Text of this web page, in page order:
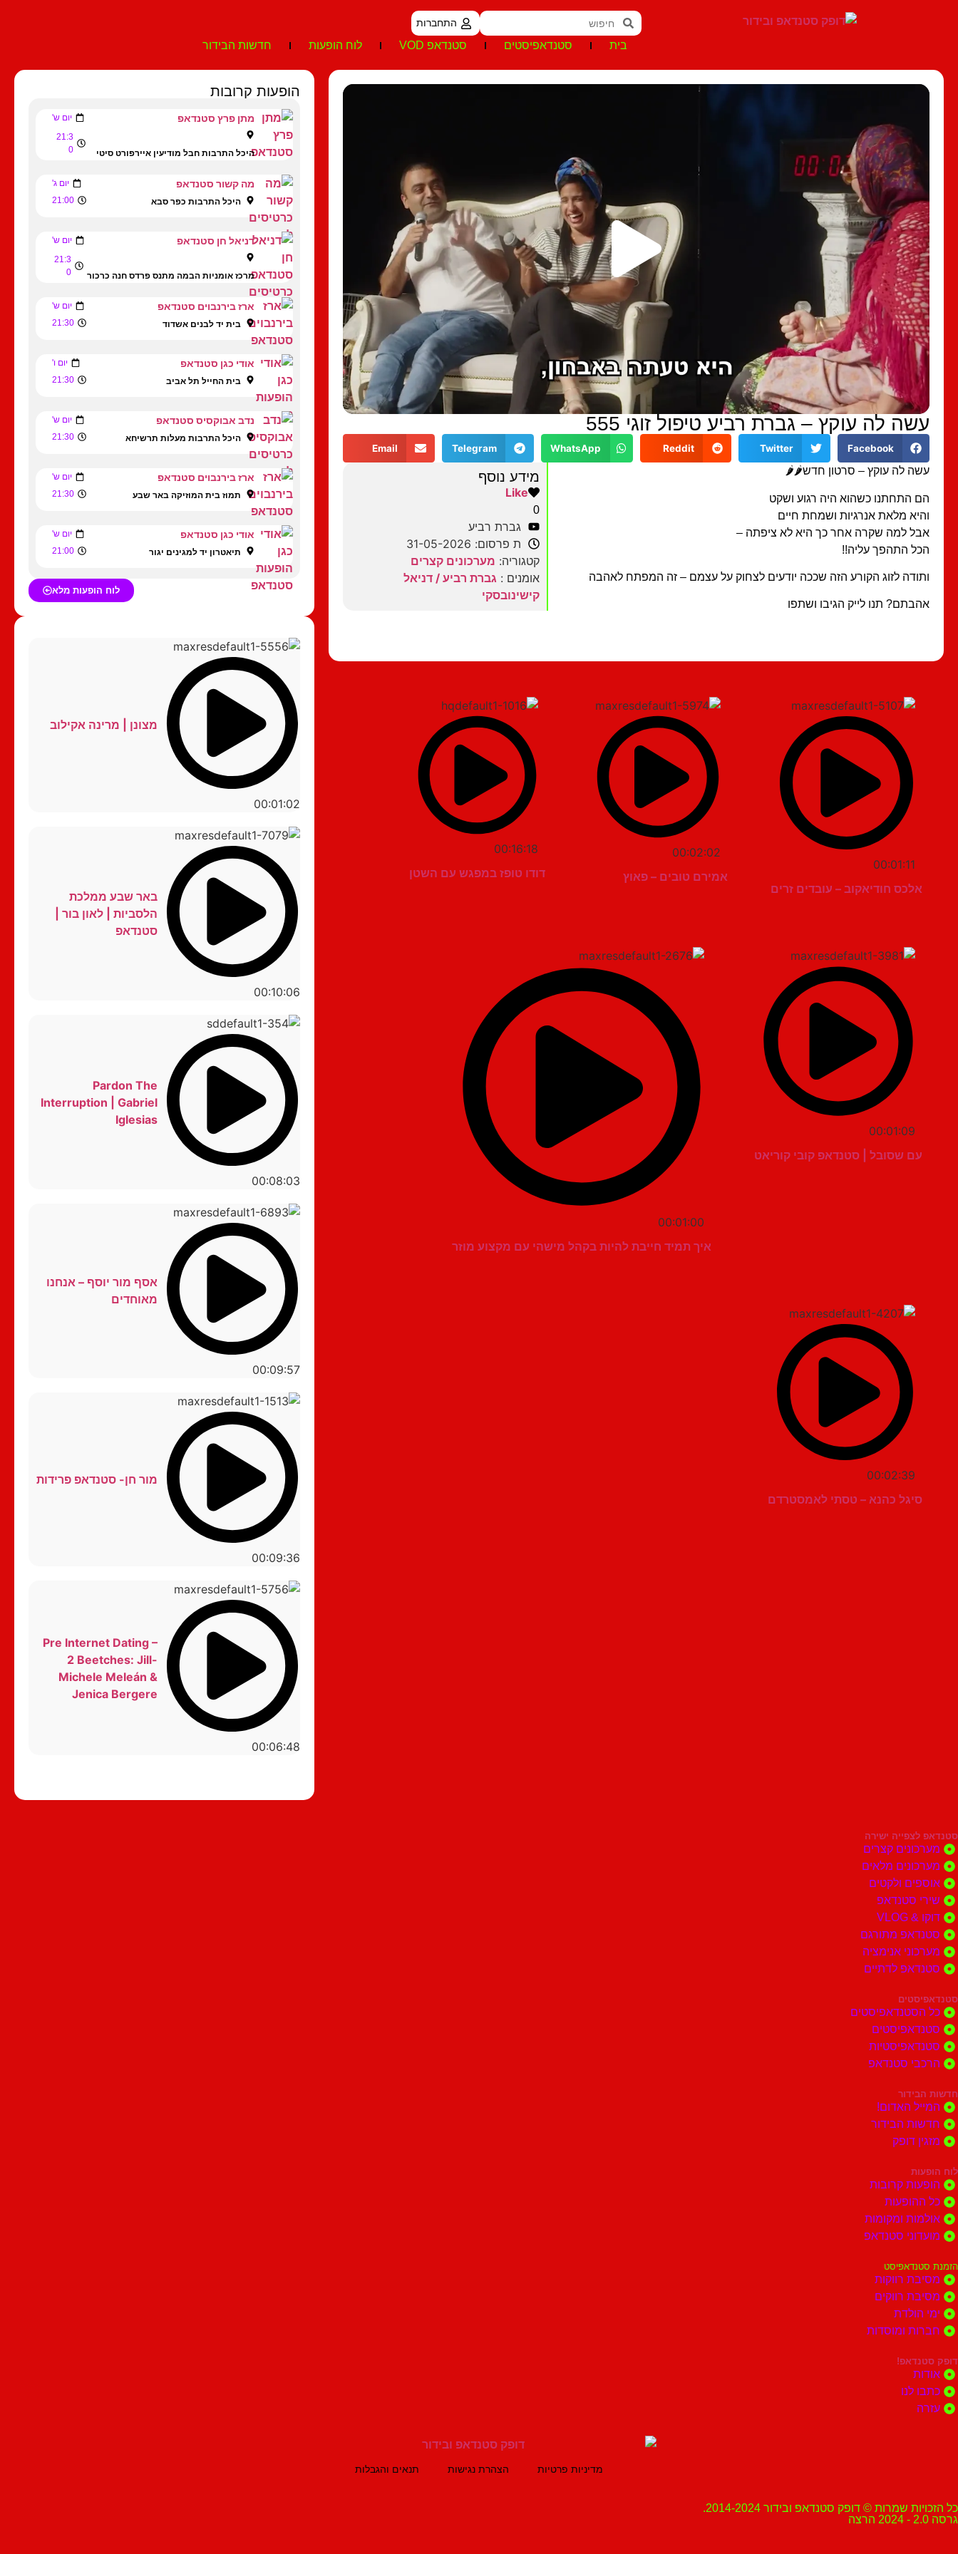
התחברות
בית סטנדאפיסטים סטנדאפ VOD לוח הופעות חדשות הבידור
עשה לה עוקץ – גברת רביע טיפול זוגי 555
Facebook
Twitter
Reddit
WhatsApp
Telegram
Email
עשה לה עוקץ – סרטון חדש🌶🌶
הם התחתנו כשהוא היה רגוע ושקט
והיא מלאת אנרגיות ושמחת חיים
אבל למה שקרה אחר כך היא לא ציפתה –
הכל התהפך עליה!!
ותודה לזוג הקורע הזה שככה יודעים לצחוק על עצמם – זה המפתח לאהבה
אהבתם? תנו לייק הגיבו ושתפו
מידע נוסף
Like
0
גברת רביע
ת פרסום: 31-05-2026
קטגוריה: מערכונים קצרים
אומנים : גברת רביע / דניאל
קישינובסקי
00:01:11
אלכס חודיאקוב – עובדים זרים
00:02:02
אמירם טובים – פאוץ
00:16:18
דודו טופז במפגש עם השטן
00:01:09
עם שסובל | סטנדאפ קובי קוריאט
00:01:00
איך תמיד חייבת להיות בקהל מישהי עם מקצוע מוזר
00:02:39
סיגל כהנא – טסתי לאמסטרדם
הופעות קרובות
מתן פרץ סטנדאפ יום ש'
היכל התרבות חבל מודיעין איירפורט סיטי
21:3
0
מה קשור סטנדאפ יום ג'
היכל התרבות כפר סבא 21:00
דניאל חן סטנדאפ יום ש'
מרכז אומניות הבמה מתנס פרדס חנה כרכור
21:3
0
ארז בירנבוים סטנדאפ יום ש'
בית יד לבנים אשדוד 21:30
אודי כגן סטנדאפ יום ו'
בית החייל תל אביב 21:30
נדב אבוקסיס סטנדאפ יום ש'
היכל התרבות מעלות תרשיחא 21:30
ארז בירנבוים סטנדאפ יום ש'
תמוז בית המוזיקה באר שבע 21:30
אודי כגן סטנדאפ יום ש'
תיאטרון יד למגינים יגור 21:00
לוח הופעות מלא
00:01:02
מצונן | מרינה אקילוב
00:10:06
באר שבע ממלכת
הלסביות | לאון בור |
סטנדאפ
00:08:03
Pardon The
Interruption | Gabriel
Iglesias
00:09:57
אסף מור יוסף – אנחנו
מאוחדים
00:09:36
מור חן- סטנדאפ פרידות
00:06:48
Pre Internet Dating –
2 Beetches: Jill-
Michele Meleán &
Jenica Bergere
סטנדאפ לצפייה ישירה
מערכונים קצרים
מערכונים מלאים
אוספים ולקטים
שירי סטנדאפ
דוקו & VLOG
סטנדאפ מתורגם
מערכוני אנימציה
סטנדאפ לדתיים
סטנדאפיסטים
כל הסטנדאפיסטים
סטנדאפיסטים
סטנדאפיסטיות
הרכבי סטנדאפ
חדשות הבידור
המייל האדום!
חדשות הבידור
מזגין דופק
לוח הופעות
הופעות קרובות
כל ההופעות
אולמות ומקומות
מועדוני סטנדאפ
הזמנת סטנדאפיסט
מסיבת רווקות
מסיבת רווקים
ימי הולדת
חברות ומוסדות
דופק סטנדאפ!
אודות
כתבו לנו
עזרה
מדיניות פרטיות הצהרת נגישות תנאים והגבלות
כל הזכויות שמרות © דופק סטנדאפ ובידור 2014-2024.
גרסה 2.0 - 2024 הרצה